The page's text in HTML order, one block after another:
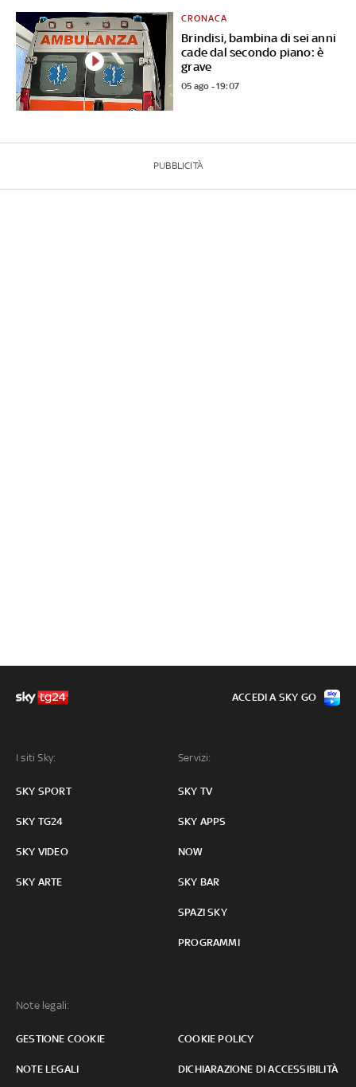
Brindisi, bambina di sei anni
cade dal secondo piano: è
grave
CRONACA
05 ago - 19:07
PUBBLICITÀ
I siti Sky:
SKY SPORT
SKY TG24
SKY VIDEO
SKY ARTE
Servizi:
SKY TV
SKY APPS
NOW
SKY BAR
SPAZI SKY
PROGRAMMI
Note legali:
GESTIONE COOKIE COOKIE POLICY
NOTE LEGALI DICHIARAZIONE DI ACCESSIBILITÀ
ACCEDI A SKY GO